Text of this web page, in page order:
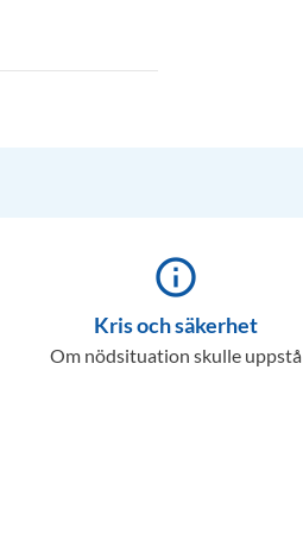
info_outline
Kris och säkerhet
Om nödsituation skulle uppstå